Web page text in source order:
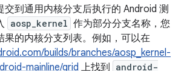
交到通用内核分支后执行的 Android 测
aosp_kernel 作为部分分支名称，您
果的内核分支列表。例如，可以在
builds/branches/aosp_kernel-
mainline/grid 上找到
android-